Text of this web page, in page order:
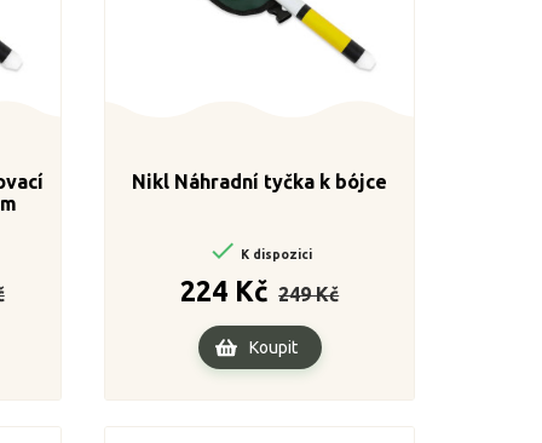
Cena
Nikl Náhradní tyčka k bójce
 K dispozici
224 Kč
cena
249 Kč
Koupit